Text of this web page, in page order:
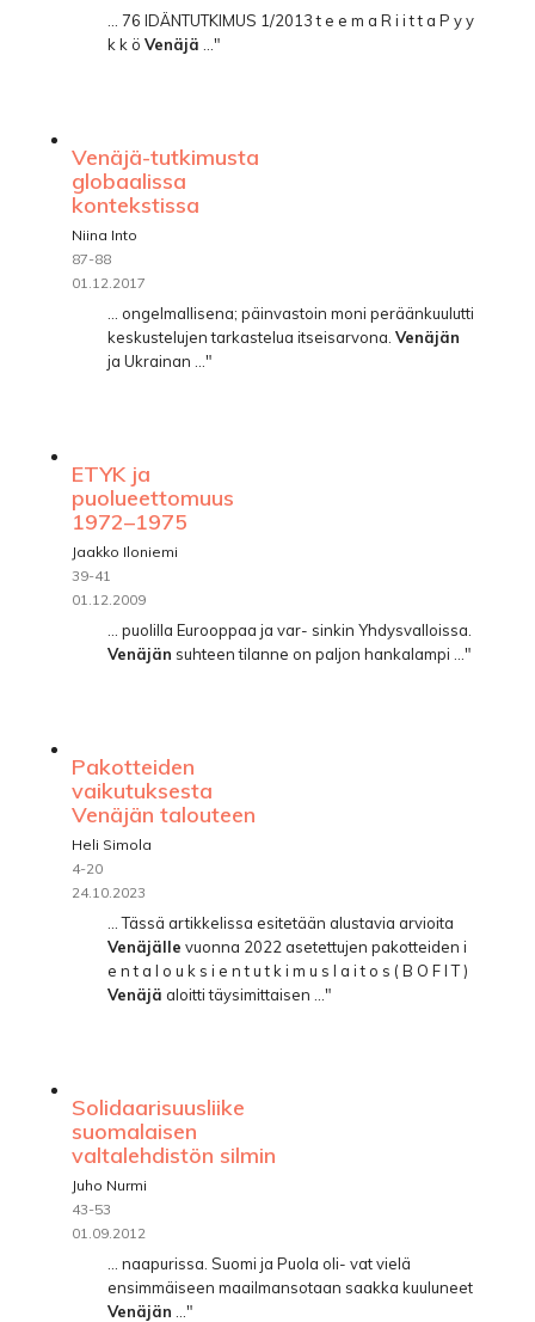
... 76 IDÄNTUTKIMUS 1/2013 t e e m a R i i t t a P y y
k k ö Venäjä ..."
Venäjä-tutkimusta
globaalissa
kontekstissa
Niina Into
87-88
01.12.2017
... ongelmallisena; päinvastoin moni peräänkuulutti
keskustelujen tarkastelua itseisarvona. Venäjän
ja Ukrainan ..."
ETYK ja
puolueettomuus
1972–1975
Jaakko Iloniemi
39-41
01.12.2009
... puolilla Eurooppaa ja var- sinkin Yhdysvalloissa.
Venäjän suhteen tilanne on paljon hankalampi ..."
Pakotteiden
vaikutuksesta
Venäjän talouteen
Heli Simola
4-20
24.10.2023
... Tässä artikkelissa esitetään alustavia arvioita
Venäjälle vuonna 2022 asetettujen pakotteiden i
e n t a l o u k s i e n t u t k i m u s l a i t o s ( B O F I T )
Venäjä aloitti täysimittaisen ..."
Solidaarisuusliike
suomalaisen
valtalehdistön silmin
Juho Nurmi
43-53
01.09.2012
... naapurissa. Suomi ja Puola oli- vat vielä
ensimmäiseen maailmansotaan saakka kuuluneet
Venäjän ..."